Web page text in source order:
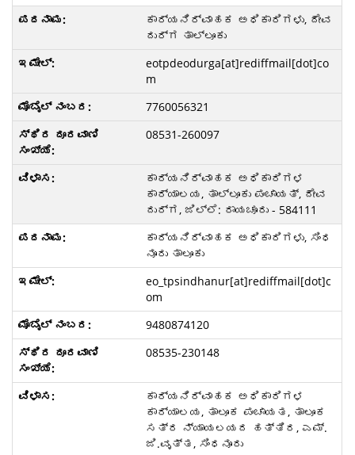
ಕಾರ್ಯನಿರ್ವಾಹಕ ಅಧಿಕಾರಿಗಳು, ದೇವ
ದುರ್ಗ ತಾಲ್ಲೂಕು
eotpdeodurga[at]rediffmail[dot]co
m
7760056321
08531-260097
ಕಾರ್ಯನಿರ್ವಾಹಕ ಅಧಿಕಾರಿಗಳ
ಕಾರ್ಯಾಲಯ, ತಾಲ್ಲೂಕು ಪಂಚಾಯತ್, ದೇವ
ದುರ್ಗ, ಜಿಲ್ಲೆ: ರಾಯಚೂರು - 584111
ಕಾರ್ಯನಿರ್ವಾಹಕ ಅಧಿಕಾರಿಗಳು, ಸಿಂಧ
ನೂರು ತಾಲೂಕು
eo_tpsindhanur[at]rediffmail[dot]c
om
9480874120
08535-230148
ಕಾರ್ಯನಿರ್ವಾಹಕ ಅಧಿಕಾರಿಗಳ
ಕಾರ್ಯಾಲಯ, ತಾಲೂಕ ಪಂಚಾಯತ, ತಾಲೂಕ
ಸತ್ರ ನ್ಯಾಯಲಯದ ಹತ್ತಿರ, ಎಮ್.
ಜಿ.ವೃತ್ತ, ಸಿಂಧನೂರು